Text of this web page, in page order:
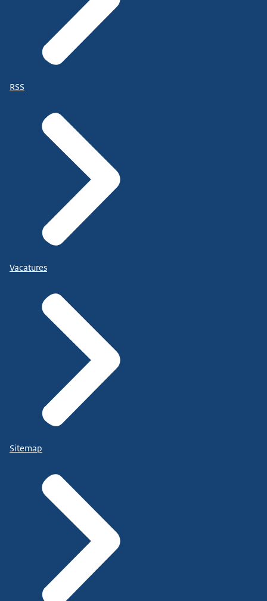
RSS
Vacatures
Sitemap